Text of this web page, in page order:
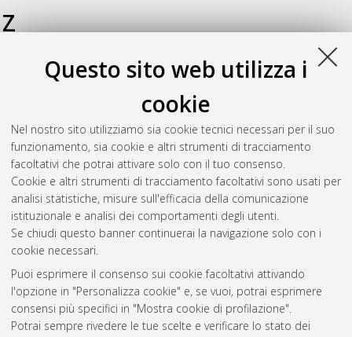
Questo sito web utilizza i
cookie
Nel nostro sito utilizziamo sia cookie tecnici necessari per il suo
funzionamento, sia cookie e altri strumenti di tracciamento
facoltativi che potrai attivare solo con il tuo consenso.
Cookie e altri strumenti di tracciamento facoltativi sono usati per
analisi statistiche, misure sull'efficacia della comunicazione
istituzionale e analisi dei comportamenti degli utenti.
Se chiudi questo banner continuerai la navigazione solo con i
cookie necessari.
Puoi esprimere il consenso sui cookie facoltativi attivando
l'opzione in "Personalizza cookie" e, se vuoi, potrai esprimere
consensi più specifici in "Mostra cookie di profilazione".
Potrai sempre rivedere le tue scelte e verificare lo stato dei
Z
Zanette, Enrico(2012)Storie di vita e rivoluzione. Biografie e
autobiografie di comunardi (1871-1886), [Dissertation thesis],
Alma Mater Studiorum Università di Bologna. Dottorato di
Storia: indirizzo internazionale " Comunicazione
politica dall'antichità al XX secolo", 24 Ciclo. DOI
10.6092/unibo/amsdottorato/5134.
Questa lista e' stata generata il Thu Aug 6 20:35:10 2026
Atom
Rss 1.0
Rss 2.0